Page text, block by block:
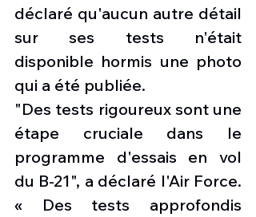
déclaré qu'aucun autre détail
sur ses tests n'était
disponible hormis une photo
qui a été publiée.
"Des tests rigoureux sont une
étape cruciale dans le
programme d'essais en vol
du B-21", a déclaré l'Air Force.
« Des tests approfondis